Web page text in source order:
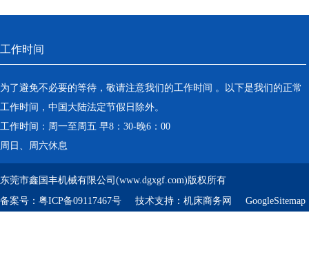
工作时间
为了避免不必要的等待，敬请注意我们的工作时间 。以下是我们的正常
工作时间，中国大陆法定节假日除外。
工作时间：周一至周五 早8：30-晚6：00
周日、周六休息
东莞市鑫国丰机械有限公司(www.dgxgf.com)版权所有
备案号： 粤ICP备09117467号 技术支持： 机床商务网 GoogleSitemap